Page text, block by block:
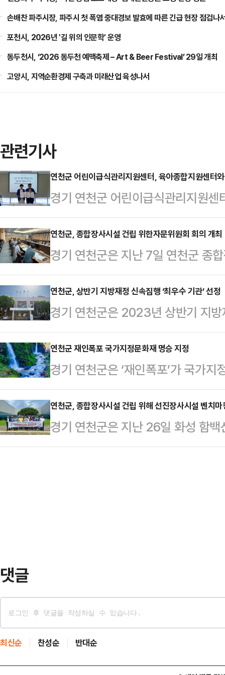
손배찬 파주시장, 파주시 첫 폭염 중대경보 발효에 따른 긴급 현장 점검나
포천시, 2026년 '길 위의 인문학' 운영
동두천시, ‘2026 동두천 예맥축제 – Art & Beer Festival’ 29일 개최
고양시, 지역순환경제 구축과 미래산업 육성나서
관련기사
연천군 어린이급식관리지원센터, 육아종합지원센터
경기 연천군 어린이급식관리지원
리지원센터내 회의실에서 연천군
아의 올바른 식습관 형성과 건강한
결했다고 14일 밝혔다이번 협약을
아 보육교직원(원장, 조리원, 교사)
상호 발전과 우호 증진에 필요한
위한 정보교류 등을 지원할 계획이
인 교육이 이뤄짐으로써 어린이 급…
연천군, 종합장사시설 건립 위한자문위원회 회의 개최
경기 연천군은 지난 7일 연천군 종
사시설 건립추진 자문위원회 회의
종합장사시설 건립을 위해 지역대
연직 등 20명으로 위원회를 구성했
건립 사업 형태와 사업대상지 공개
지선정 평가기준(안) 및 인센티브(
군은 이번 달 회의를 추가로 개최해
건립 후보지를 공개모집…
연천군, 상반기 지방재정 신속집행 ‘최우수 기관’ 선정
경기 연천군은 2023년 상반기 지
치단체 가운데 ‘최우수 기관’으로
은 재정 인센티브 1억 원을 확보할
물가·고금리에 따른 경기둔화 속에
2397억 원보다 많은 2794억원을
과 달성했다.이는 행정안전부의
은 수치로 민생안정과 지역경제 활
김덕현 연…
연천군 재인폭포 국가지정문화재 명승 지정
경기 연천군은 ‘재인폭포’가 국가
대표적인 관광명소로 인기를 끌 전
일 지정 예고를 한 후 문화재위원회
서는 처음으로 국가지정문화재 명
인폭포는 신생대 제4기에 만들어진
연천군, 종합장사시설 건립 위해 선진장사시설 벤치
경기 연천군은 지난 26일 화성 함
한 선진 장사시설 벤치마킹을 실시
댓글
최신순 찬성순 반대순